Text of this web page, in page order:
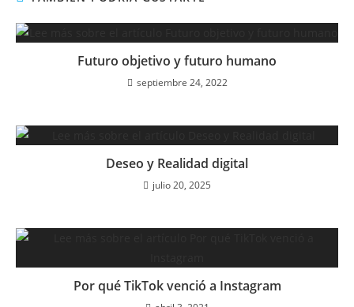
Futuro objetivo y futuro humano
septiembre 24, 2022
Deseo y Realidad digital
julio 20, 2025
Por qué TikTok venció a Instagram